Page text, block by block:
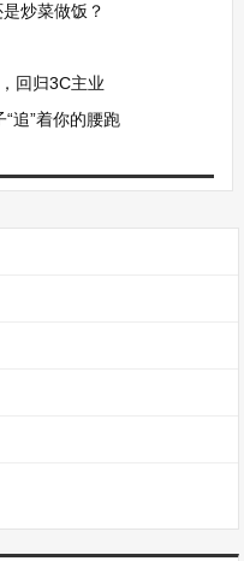
炒菜做饭？
回归3C主业
追”着你的腰跑